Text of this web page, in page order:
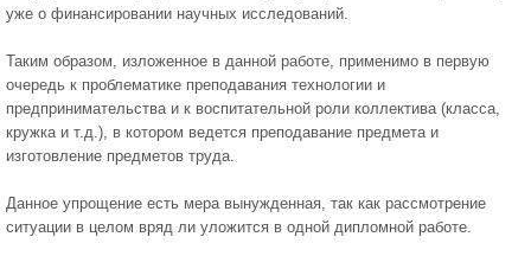
уже о финансировании научных исследований.
Таким образом, изложенное в данной работе, применимо в первую
очередь к проблематике преподавания технологии и
предпринимательства и к воспитательной роли коллектива (класса,
кружка и т.д.), в котором ведется преподавание предмета и
изготовление предметов труда.
Данное упрощение есть мера вынужденная, так как рассмотрение
ситуации в целом вряд ли уложится в одной дипломной работе.